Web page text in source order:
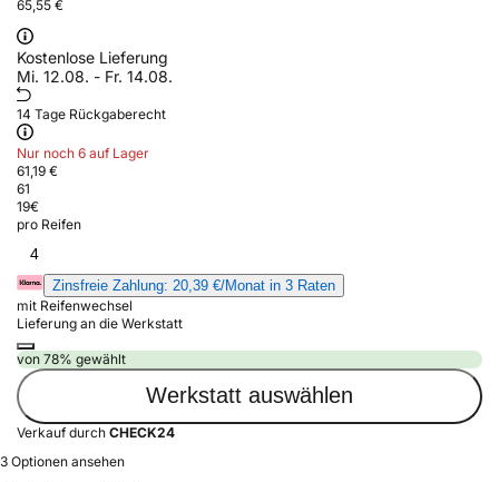
65,55 €
Kostenlose Lieferung
Mi. 12.08. - Fr. 14.08.
14 Tage Rückgaberecht
Nur noch 6 auf Lager
61,19 €
61
19€
pro Reifen
4
Zinsfreie Zahlung: 20,39 €/Monat in 3 Raten
mit Reifenwechsel
Lieferung an die Werkstatt
von 78% gewählt
Werkstatt auswählen
Verkauf durch CHECK24
3 Optionen ansehen